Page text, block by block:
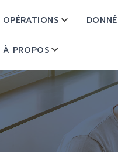
OPÉRATIONS SHOW
À PROPOS SHOW